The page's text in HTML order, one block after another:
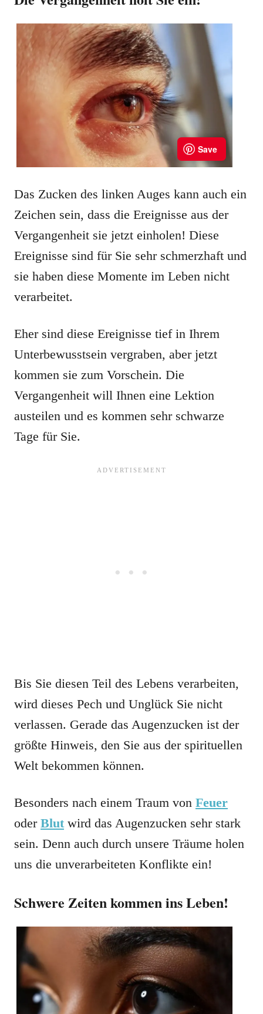
Das Zucken des linken Auges kann auch ein
Zeichen sein, dass die Ereignisse aus der
Vergangenheit sie jetzt einholen! Diese
Ereignisse sind für Sie sehr schmerzhaft und
sie haben diese Momente im Leben nicht
verarbeitet.
Eher sind diese Ereignisse tief in Ihrem
Unterbewusstsein vergraben, aber jetzt
kommen sie zum Vorschein. Die
Vergangenheit will Ihnen eine Lektion
austeilen und es kommen sehr schwarze
Tage für Sie.
Bis Sie diesen Teil des Lebens verarbeiten,
wird dieses Pech und Unglück Sie nicht
verlassen. Gerade das Augenzucken ist der
größte Hinweis, den Sie aus der spirituellen
Welt bekommen können.
Besonders nach einem Traum von Feuer
oder Blut wird das Augenzucken sehr stark
sein. Denn auch durch unsere Träume holen
uns die unverarbeiteten Konflikte ein!
Schwere Zeiten kommen ins Leben!